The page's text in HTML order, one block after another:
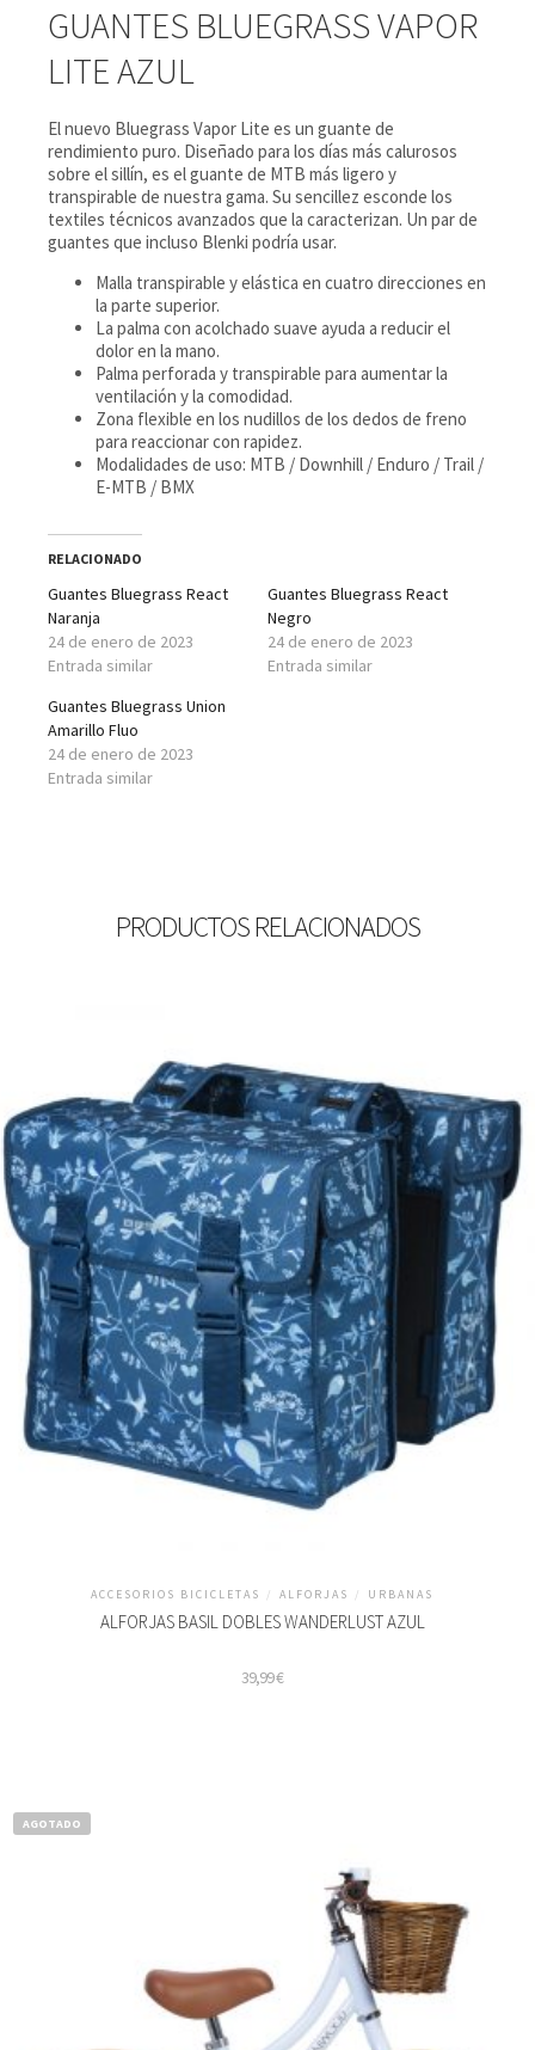
GUANTES BLUEGRASS VAPOR
LITE AZUL
El nuevo Bluegrass Vapor Lite es un guante de
rendimiento puro. Diseñado para los días más calurosos
sobre el sillín, es el guante de MTB más ligero y
transpirable de nuestra gama. Su sencillez esconde los
textiles técnicos avanzados que la caracterizan. Un par de
guantes que incluso Blenki podría usar.
Malla transpirable y elástica en cuatro direcciones en
la parte superior.
La palma con acolchado suave ayuda a reducir el
dolor en la mano.
Palma perforada y transpirable para aumentar la
ventilación y la comodidad.
Zona flexible en los nudillos de los dedos de freno
para reaccionar con rapidez.
Modalidades de uso: MTB / Downhill / Enduro / Trail /
E-MTB / BMX
RELACIONADO
Guantes Bluegrass React
Naranja
24 de enero de 2023
Entrada similar
Guantes Bluegrass React
Negro
24 de enero de 2023
Entrada similar
Guantes Bluegrass Union
Amarillo Fluo
24 de enero de 2023
Entrada similar
PRODUCTOS RELACIONADOS
ACCESORIOS BICICLETAS / ALFORJAS / URBANAS
ALFORJAS BASIL DOBLES WANDERLUST AZUL
39,99€
AGOTADO